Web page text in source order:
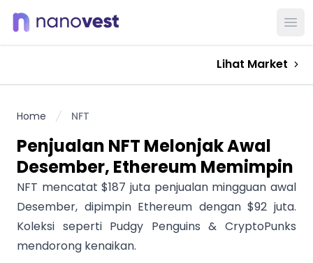
Lihat Market
Home NFT
Penjualan NFT Melonjak Awal
Desember, Ethereum Memimpin
NFT mencatat $187 juta penjualan mingguan awal
Desember, dipimpin Ethereum dengan $92 juta.
Koleksi seperti Pudgy Penguins & CryptoPunks
mendorong kenaikan.